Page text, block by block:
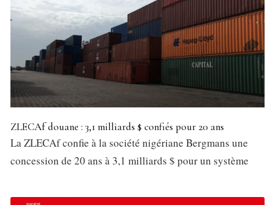
ZLECAf douane : 3,1 milliards $ confiés pour 20 ans
La ZLECAf confie à la société nigériane Bergmans une
concession de 20 ans à 3,1 milliards $ pour un système